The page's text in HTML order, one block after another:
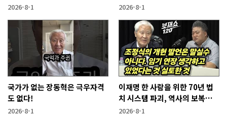
2026-8-1 2026-8-1
국가가 없는 장동혁은 극우자격
도 없다!
2026-8-1
이재명 한 사람을 위한 70년 법
치 시스템 파괴, 역사의 보복이
기다린다!
2026-8-1